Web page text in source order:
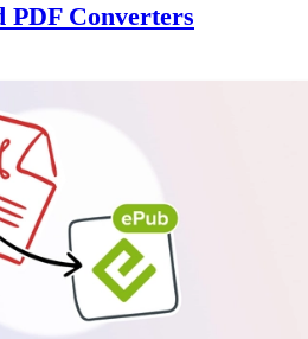
PDF Converters